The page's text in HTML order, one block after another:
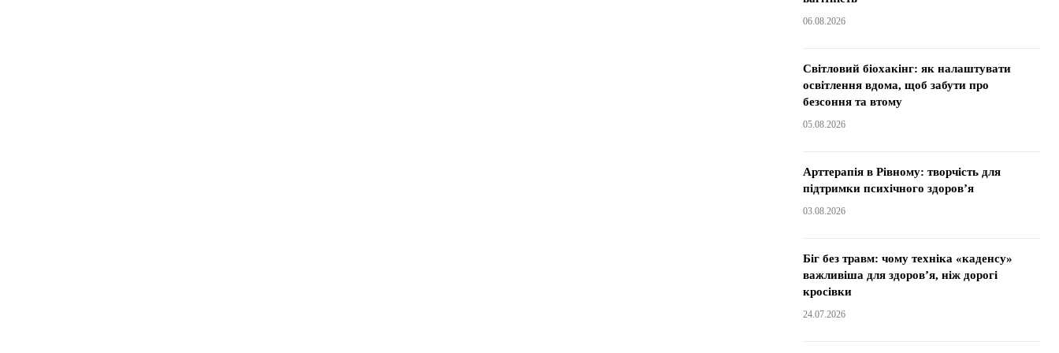
06.08.2026
Світловий біохакінг: як налаштувати
освітлення вдома, щоб забути про
безсоння та втому
05.08.2026
Арттерапія в Рівному: творчість для
підтримки психічного здоров’я
03.08.2026
Біг без травм: чому техніка «каденсу»
важливіша для здоров’я, ніж дорогі
кросівки
24.07.2026